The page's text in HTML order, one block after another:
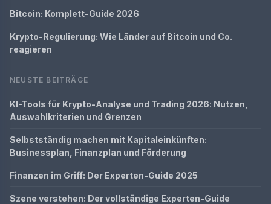
Bitcoin: Komplett-Guide 2026
Krypto-Regulierung: Wie Länder auf Bitcoin und Co.
reagieren
NEUSTE BEITRÄGE
KI-Tools für Krypto-Analyse und Trading 2026: Nutzen,
Auswahlkriterien und Grenzen
Selbstständig machen mit Kapitaleinkünften:
Businessplan, Finanzplan und Förderung
Finanzen im Griff: Der Experten-Guide 2025
Szene verstehen: Der vollständige Experten-Guide